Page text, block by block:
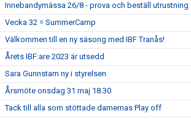
Innebandymässa 26/8 - prova och beställ utrustning
Vecka 32 = SummerCamp
Välkommen till en ny säsong med IBF Tranås!
Årets IBF:are 2023 är utsedd
Sara Gunnstam ny i styrelsen
Årsmöte onsdag 31 maj 18.30
Tack till alla som stöttade damernas Play off